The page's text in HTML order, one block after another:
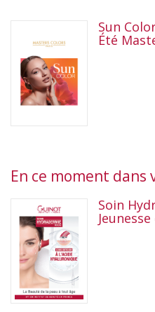
Sun
Été
En ce moment
Soin